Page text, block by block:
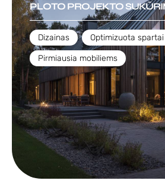
PLOTO PROJEKTO
Dizainas , Optimizuota spartai
Pirmiausia mobiliems